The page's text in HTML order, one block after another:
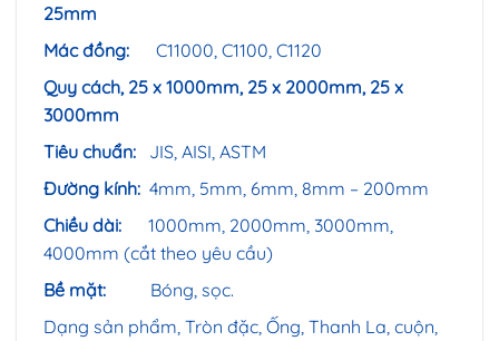
25mm
Mác đồng:
C11000, C1100, C1120
Quy cách, 25 x 1000mm, 25 x 2000mm, 25 x
3000mm
Tiêu chuẩn: JIS, AISI, ASTM
Đường kính: 4mm, 5mm, 6mm, 8mm – 200mm
Chiều dài: 1000mm, 2000mm, 3000mm,
4000mm (cắt theo yêu cầu)
Bề mặt: Bóng, sọc.
Dạng sản phẩm, Tròn đặc, Ống, Thanh La, cuộn,